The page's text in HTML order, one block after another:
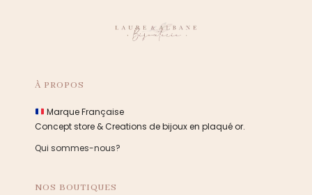
À PROPOS
Marque Française
Concept store & Creations de bijoux en plaqué or.
Qui sommes-nous?
NOS BOUTIQUES